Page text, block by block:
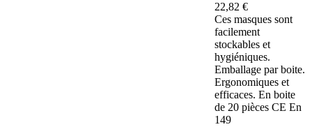
22,82 €
Ces masques sont
facilement
stockables et
hygiéniques.
Emballage par boite.
Ergonomiques et
efficaces. En boite
de 20 pièces CE En
149